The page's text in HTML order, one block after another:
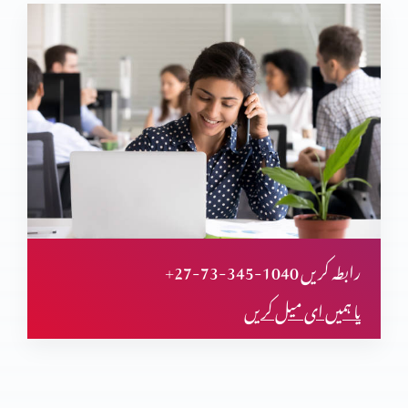
نوجوان قیادت کی تیاری
نئے حکم کی ذمّے داری
آئینِ پاکستان میں اقلیتوں کے ساتھ اِنصاف+27-73-345-1040 رابطہ کریں
یا ہمیں ای میل کریں